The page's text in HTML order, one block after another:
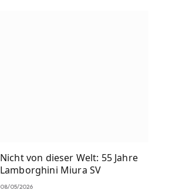
Nicht von dieser Welt: 55 Jahre
Lamborghini Miura SV
08/05/2026